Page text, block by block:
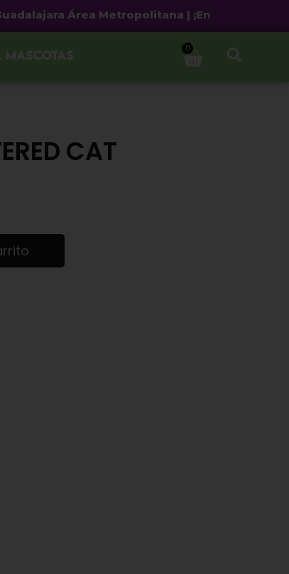
Área Metropolitana | ¡Envío gratis a partir
mascotas 0
CAT